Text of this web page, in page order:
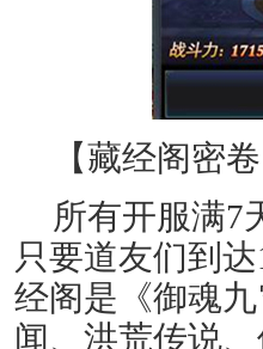
【藏经阁密卷
所有开服满7
只要道友们到
经阁是《御魂
闻、洪荒传说